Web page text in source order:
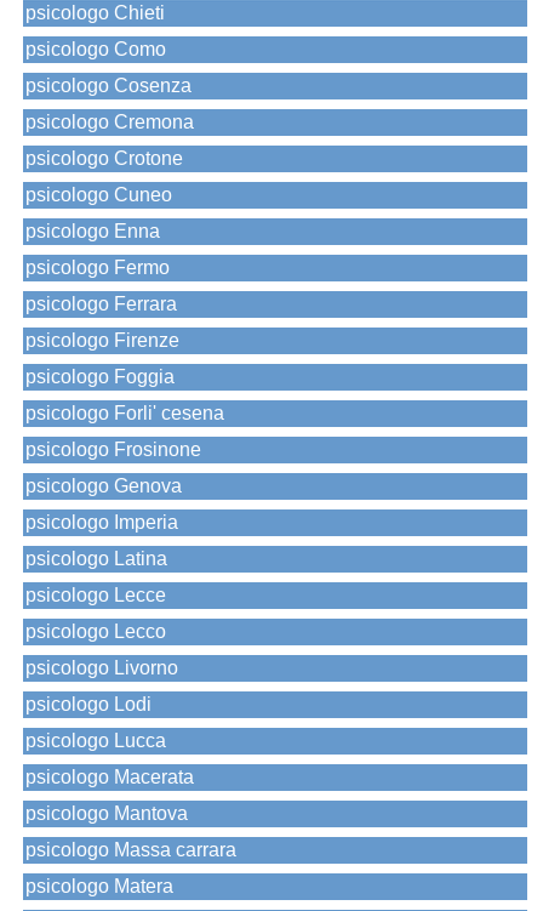
psicologo Chieti
psicologo Como
psicologo Cosenza
psicologo Cremona
psicologo Crotone
psicologo Cuneo
psicologo Enna
psicologo Fermo
psicologo Ferrara
psicologo Firenze
psicologo Foggia
psicologo Forli' cesena
psicologo Frosinone
psicologo Genova
psicologo Imperia
psicologo Latina
psicologo Lecce
psicologo Lecco
psicologo Livorno
psicologo Lodi
psicologo Lucca
psicologo Macerata
psicologo Mantova
psicologo Massa carrara
psicologo Matera